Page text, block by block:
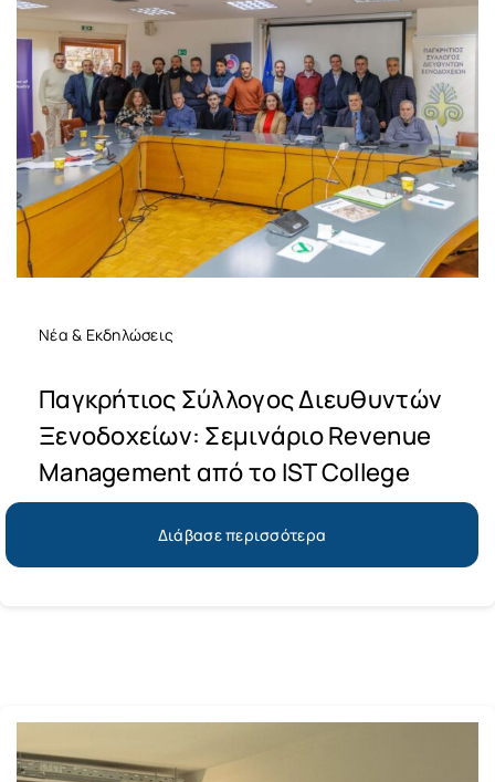
Νέα & Εκδηλώσεις
Παγκρήτιος Σύλλογος Διευθυντών
Ξενοδοχείων: Σεμινάριο Revenue
Management από το IST College
Διάβασε περισσότερα